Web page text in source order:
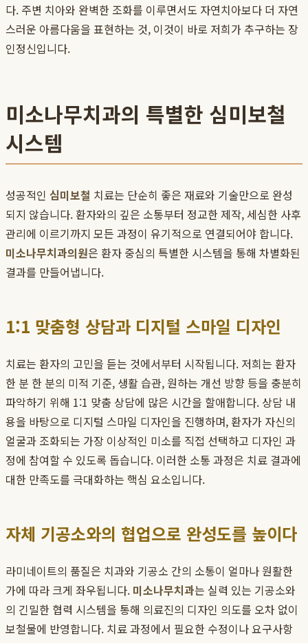
다. 주변 치아와 완벽한 조화를 이루면서도 자연치아보다 더 자연
스러운 아름다움을 표현하는 것, 이것이 바로 저희가 추구하는 장
인정신입니다.
미소나무치과의 특별한 심미보철
시스템
성공적인 심미보철 치료는 단순히 좋은 재료와 기술만으로 완성
되지 않습니다. 환자와의 깊은 소통부터 정교한 제작, 세심한 사후
관리에 이르기까지 모든 과정이 유기적으로 연결되어야 합니다.
미소나무치과의원은 환자 중심의 특별한 시스템을 통해 차별화된
결과를 만들어냅니다.
1:1 맞춤형 상담과 디지털 스마일 디자인
치료는 환자의 고민을 듣는 것에서부터 시작됩니다. 저희는 환자
한 분 한 분의 미적 기준, 생활 습관, 원하는 개선 방향 등을 충분히
파악하기 위해 1:1 맞춤 상담에 많은 시간을 할애합니다. 상담 내
용을 바탕으로 디지털 스마일 디자인을 진행하며, 환자가 자신의
얼굴과 조화되는 가장 이상적인 미소를 직접 선택하고 디자인 과
정에 참여할 수 있도록 돕습니다. 이러한 소통 과정은 치료 결과에
대한 만족도를 극대화하는 핵심 요소입니다.
자체 기공소와의 협업으로 완성도를 높이다
라미네이트의 품질은 치과와 기공소 간의 소통이 얼마나 원활한
가에 따라 크게 좌우됩니다. 미소나무치과는 실력 있는 기공소와
의 긴밀한 협력 시스템을 통해 의료진의 디자인 의도를 오차 없이
보철물에 반영합니다. 치료 과정에서 필요한 수정이나 요구사항